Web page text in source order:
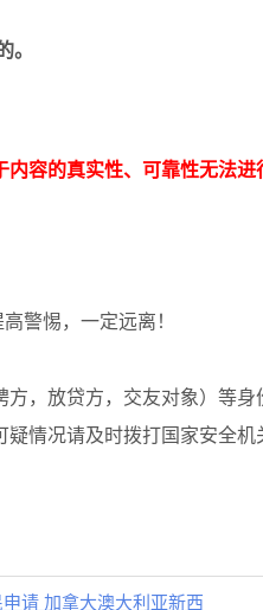
。
容的真实性、可靠性无法进
警惕，一定远离！
，放贷方，交友对象）等身
情况请及时拨打国家安全机
请 加拿大澳大利亚新西